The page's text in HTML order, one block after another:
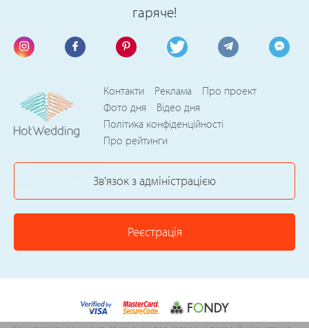
гаряче!
Контакти Реклама
Про проект
Фото дня
Відео дня
Політика конфіденційності
Про рейтинги
Зв'язок з адміністрацією
Реєстрація